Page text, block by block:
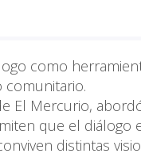
como
comunitario.
El Mercurio,
que el diálogo
distintas